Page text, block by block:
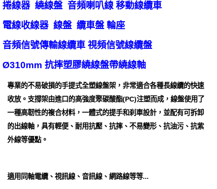
捲線器 繞線盤 音頻喇叭線 移動線纜車
電線收線器 線盤 纜車盤 輪座
音頻信號傳輸線纜車 視頻信號線纜盤
Ø310mm 抗摔塑膠繞線盤帶繞線軸
專業的不易破損的手提式全塑線盤架，非常適合各種長線纜的快速
收放。支撐架由進口的高強度聚碳酸酯(PC)注塑而成，線盤使用了
一種高韌性的複合材料，一體式的提手和刹車設計，並配有可拆卸
的出線軸，具有輕便、耐用抗壓、抗摔、不易變形、抗油污、抗紫
外線等優點。
適用同軸電纜、視訊線、音訊線、網路線等等...